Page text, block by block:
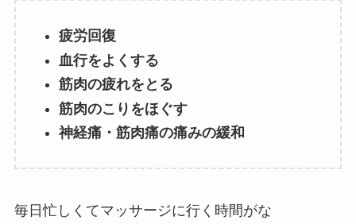
疲労回復
血行をよくする
筋肉の疲れをとる
筋肉のこりをほぐす
神経痛・筋肉痛の痛みの緩和
毎日忙しくてマッサージに行く時間がな